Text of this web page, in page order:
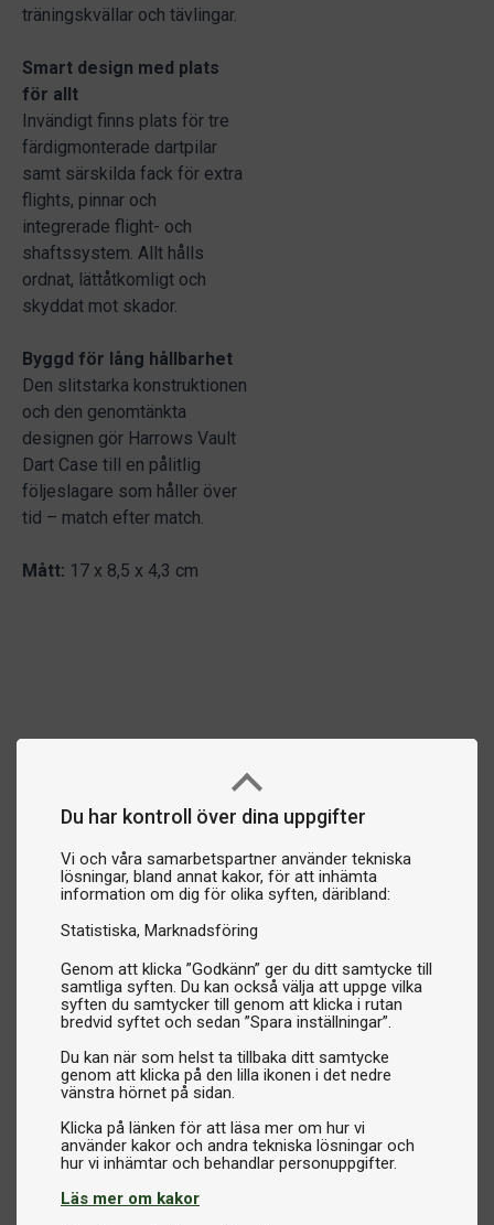
Du har kontroll över dina uppgifter
Vi och våra samarbetspartner använder tekniska
lösningar, bland annat kakor, för att inhämta
information om dig för olika syften, däribland:
Statistiska Marknadsföring
Genom att klicka ”Godkänn” ger du ditt samtycke till
samtliga syften. Du kan också välja att uppge vilka
syften du samtycker till genom att klicka i rutan
bredvid syftet och sedan ”Spara inställningar”.
Du kan när som helst ta tillbaka ditt samtycke
genom att klicka på den lilla ikonen i det nedre
vänstra hörnet på sidan.
Klicka på länken för att läsa mer om hur vi
använder kakor och andra tekniska lösningar och
Läs mer om kakor
träningskvällar och tävlingar.
Smart design med plats
för allt
Invändigt finns plats för tre
färdigmonterade dartpilar
samt särskilda fack för extra
flights, pinnar och
integrerade flight- och
shafts­system. Allt hålls
ordnat, lättåtkomligt och
skyddat mot skador.
Byggd för lång hållbarhet
Den slitstarka konstruktionen
och den genomtänkta
designen gör Harrows Vault
Dart Case till en pålitlig
följeslagare som håller över
tid – match efter match.
Mått: 17 x 8,5 x 4,3 cm